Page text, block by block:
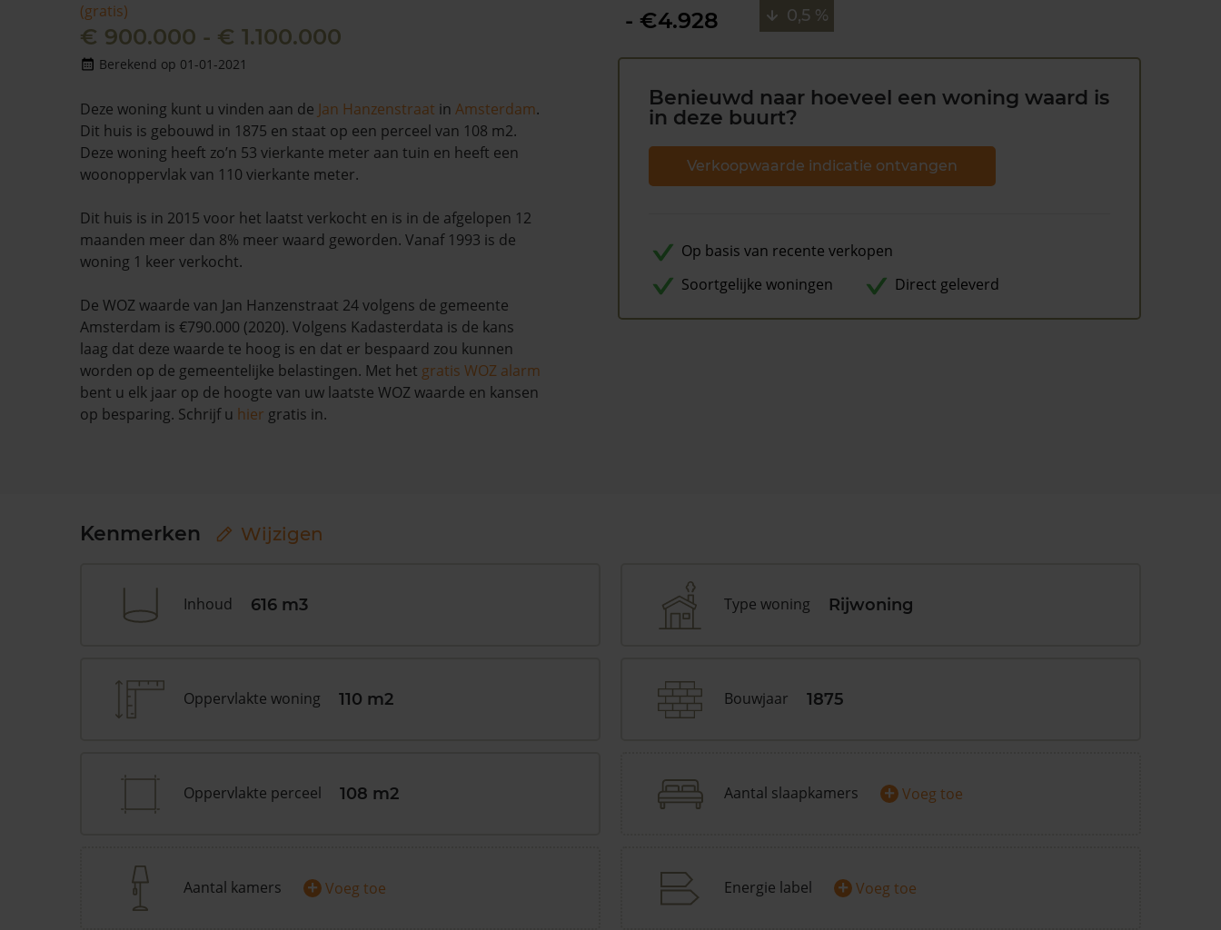
(gratis)
€ 900.000 - € 1.100.000
Berekend op 01-01-2021
Deze woning kunt u vinden aan de Jan Hanzenstraat in Amsterdam.
Dit huis is gebouwd in 1875 en staat op een perceel van 108 m2.
Deze woning heeft zo’n 53 vierkante meter aan tuin en heeft een
woonoppervlak van 110 vierkante meter.
Dit huis is in 2015 voor het laatst verkocht en is in de afgelopen 12
maanden meer dan 8% meer waard geworden. Vanaf 1993 is de
woning 1 keer verkocht.
De WOZ waarde van Jan Hanzenstraat 24 volgens de gemeente
Amsterdam is €790.000 (2020). Volgens Kadasterdata is de kans
laag dat deze waarde te hoog is en dat er bespaard zou kunnen
worden op de gemeentelijke belastingen. Met het gratis WOZ alarm
bent u elk jaar op de hoogte van uw laatste WOZ waarde en kansen
op besparing. Schrijf u hier gratis in.
- €4.928 0,5 %
Benieuwd naar hoeveel een woning waard is
in deze buurt?
Verkoopwaarde indicatie ontvangen
Op basis van recente verkopen
Soortgelijke woningen
Direct geleverd
Kenmerken Wijzigen
Inhoud 616 m3 Type woning Rijwoning
Oppervlakte woning 110 m2 Bouwjaar 1875
Oppervlakte perceel 108 m2 Aantal slaapkamers + Voeg toe
Aantal kamers + Voeg toe Energie label + Voeg toe